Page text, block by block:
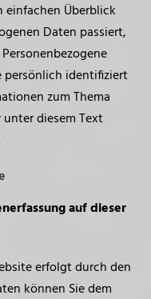
einfachen Überblick
Daten passiert,
persönlich identifiziert
zum Thema
diesem Text
auf dieser
erfolgt durch den
können Sie dem